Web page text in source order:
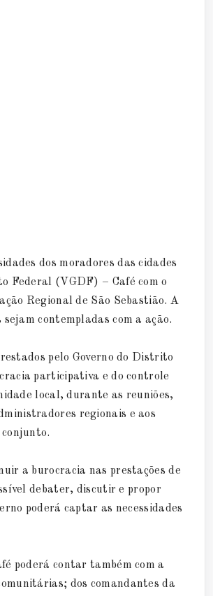
dos moradores das cidades
Federal (VGDF) – Café com o
Regional de São Sebastião. A
contempladas com a ação.
pelo Governo do Distrito
participativa e do controle
local, durante as reuniões,
regionais e aos
conjunto.
a burocracia nas prestações de
debater, discutir e propor
poderá captar as necessidades
poderá contar também com a
dos comandantes da